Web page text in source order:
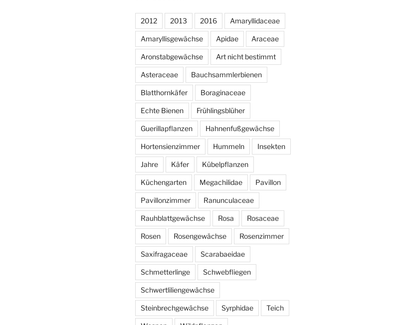
2012 2013 2016 Amaryllidaceae
Amaryllisgewächse Apidae Araceae
Aronstabgewächse Art nicht bestimmt
Asteraceae Bauchsammlerbienen
Blatthornkäfer Boraginaceae
Echte Bienen Frühlingsblüher
Guerillapflanzen Hahnenfußgewächse
Hortensienzimmer Hummeln Insekten
Jahre Käfer Kübelpflanzen
Küchengarten Megachilidae Pavillon
Pavillonzimmer Ranunculaceae
Rauhblattgewächse Rosa Rosaceae
Rosen Rosengewächse Rosenzimmer
Saxifragaceae Scarabaeidae
Schmetterlinge Schwebfliegen
Schwertliliengewächse
Steinbrechgewächse Syrphidae Teich